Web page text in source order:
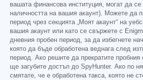
вашата финансова институция, могат да се
наличността на вашия акаунт). Можете да
период чрез секцията „Моят акаунт“ на
вашия акаунт или като се свържете с
дневния пробен период, за да избегнете
която да бъде обработена веднага след
период. Ако решите да прекратите пробния
ще загубите достъп до SpyHunter. Ако по
смятате, че е обработена такса, която не